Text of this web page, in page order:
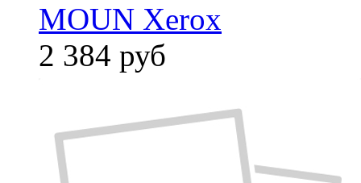
MOUN Xerox
2 384 руб